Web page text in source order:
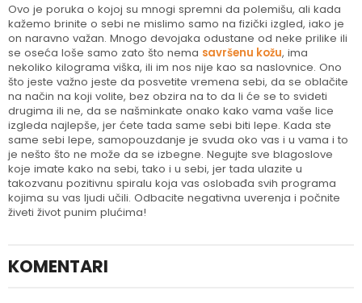
Ovo je poruka o kojoj su mnogi spremni da polemišu, ali kada
kažemo brinite o sebi ne mislimo samo na fizički izgled, iako je
on naravno važan. Mnogo devojaka odustane od neke prilike ili
se oseća loše samo zato što nema savršenu kožu, ima
nekoliko kilograma viška, ili im nos nije kao sa naslovnice. Ono
što jeste važno jeste da posvetite vremena sebi, da se oblačite
na način na koji volite, bez obzira na to da li će se to svideti
drugima ili ne, da se našminkate onako kako vama vaše lice
izgleda najlepše, jer ćete tada same sebi biti lepe. Kada ste
same sebi lepe, samopouzdanje je svuda oko vas i u vama i to
je nešto što ne može da se izbegne. Negujte sve blagoslove
koje imate kako na sebi, tako i u sebi, jer tada ulazite u
takozvanu pozitivnu spiralu koja vas oslobađa svih programa
kojima su vas ljudi učili. Odbacite negativna uverenja i počnite
živeti život punim plućima!
KOMENTARI